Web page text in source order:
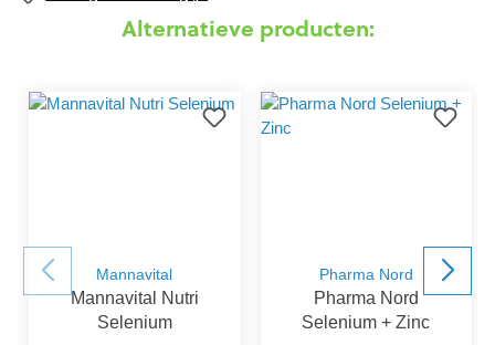
Alternatieve producten:
Mannavital
Mannavital Nutri
Selenium
Pharma Nord
Pharma Nord
Selenium + Zinc